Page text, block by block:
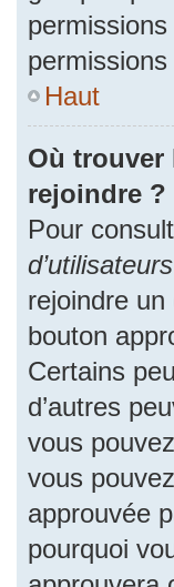
Haut
Où trouver
rejoindre ?
Pour
d’utilisateurs
rejoindre
bouton
Certains
d’autres
vous
vous
approuvée
pourquoi